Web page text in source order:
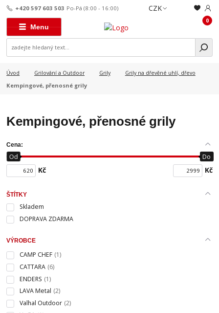
Menu
CZK
+420 597 603 503 Po-Pá (8:00 - 16:00)
0
Úvod Grilování a Outdoor Grily Grily na dřevěné uhlí, dřevo
Kempingové, přenosné grily
Kempingové, přenosné grily
Cena:
Kč
Od Do
Kč
ŠTÍTKY
Skladem
DOPRAVA ZDARMA
VÝROBCE
CAMP CHEF (1)
CATTARA (6)
ENDERS (1)
LAVA Metal (2)
Valhal Outdoor (2)